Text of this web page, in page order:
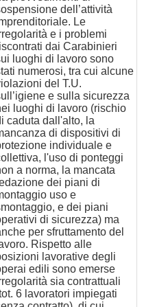
dell’attività
Le
e i problemi
dai Carabinieri
luoghi di lavoro sono
numerosi, tra cui alcune
del T.U.
e sulla sicurezza
luoghi di lavoro (rischio
caduta dall'alto, la
di dispositivi di
individuale e
l'uso di ponteggi
a norma, la mancata
dei piani di
uso e
e dei piani
di sicurezza) ma
per sfruttamento del
Rispetto alle
lavorative degli
edili sono emerse
sia contrattuali
6 lavoratori impiegati